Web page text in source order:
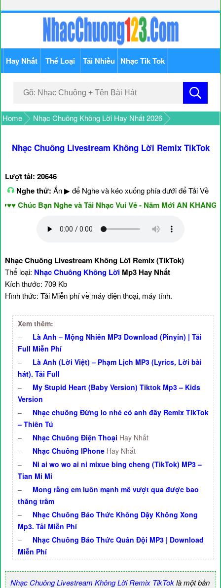
Hay Nhất Thể Loại Tải Nhiều Nhạc Tik Tok
Home Nhạc Chuông Không Lời Hay Nhất 2026
Nhạc Chuông Livestream Không Lời Remix TikTok
Lượt tải: 20646
Nghe thử: Ấn ▶ để Nghe và kéo xuống phía dưới để Tải Về
Chúc Bạn Nghe và Tải Nhạc Vui Vẻ - Năm Mới AN KHANG &
Nhạc Chuông Livestream Không Lời Remix (TikTok)
Thể loại: Nhạc Chuông Không Lời Mp3 Hay Nhất
Kích thước: 709 Kb
Hình thức: Tải Miễn phí về máy điện thoại, máy tính.
Xem thêm:
–
Là Anh – Mộng Nhiên MP3 Download (Pinyin) | Tải
Full Miễn Phí
–
Là Anh (Lời Việt) – Phạm Lịch MP3 (Lyrics, Lời bài
hát). Tải Full
–
My Stupid Heart (Baby Version) Tiktok Mp3 – Kids
Version
–
Nhạc chuông Đừng lo nhé có anh đây Remix TikTok
– Thiên Tú
–
Nhạc Chuông Điện Thoại Hay Nhất
–
Nhạc Chuông IPhone Hay Nhất
–
Ni ai wo wo ai ni mixue bing cheng (TikTok) MP3 –
Tian Mi Mi
–
Mong rằng em luôn mạnh mẽ vượt qua được bao
thăng trầm
–
Nhạc Chuông Báo Thức Không Dậy Không Xong
Mp3. Tải Miễn Phí
–
Nhạc Chuông Báo Thức Quân Đội MP3 | Download
Miễn Phí
Nhạc Chuông Livestream Không Lời Remix TikToklà một bản